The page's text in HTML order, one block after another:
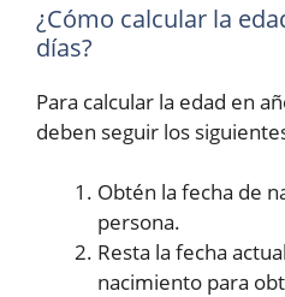
¿Cómo calcular la
días?
Para calcular la edad en
deben seguir los
Obtén la fecha de
persona.
Resta la fecha
nacimiento para